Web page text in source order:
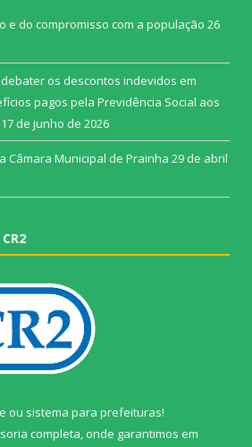
e do compromisso com a população 26
os descontos indevidos em
pagos pela Previdência Social aos
17 de junho de 2026
Câmara Municipal de Prainha 29 de abril
ou sistema para prefeituras!
completa, onde garantimos em